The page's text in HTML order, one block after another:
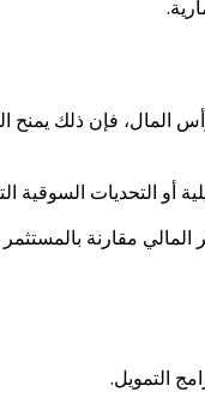
المال، فإن ذلك يمنح
أو التحديات السوقية
مقارنة
التمويل.